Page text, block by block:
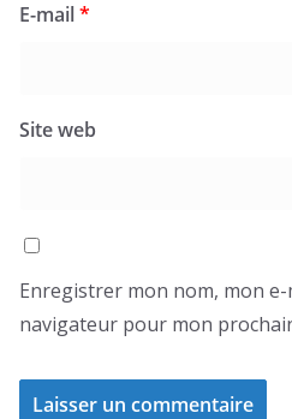
E-mail*
Site web
Enregistrer mon nom, mon
navigateur pour mon